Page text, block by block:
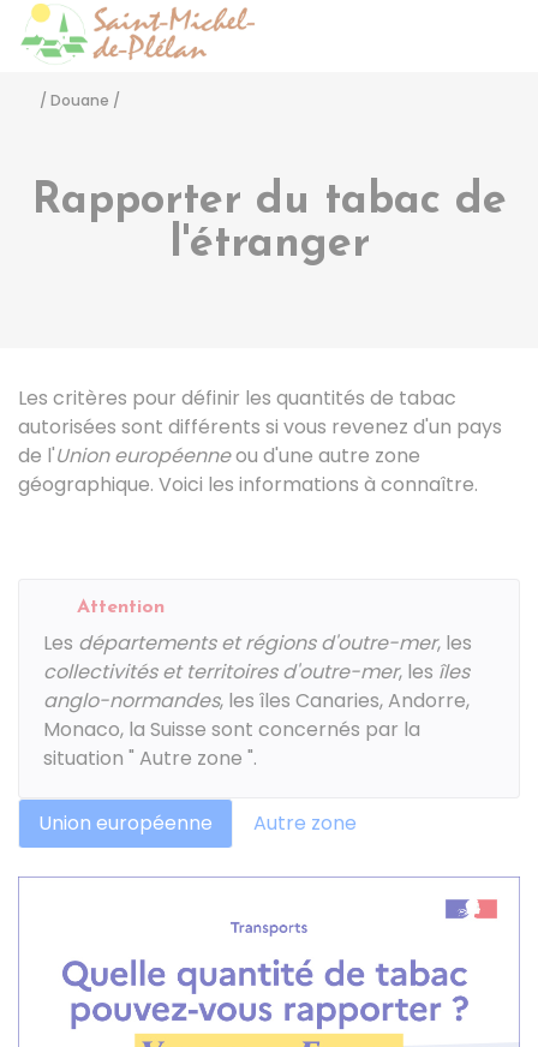
/ Douane /
Rapporter du tabac de
l'étranger
Les critères pour définir les quantités de tabac
autorisées sont différents si vous revenez d'un pays
de l'Union européenneou d'une autre zone
géographique. Voici les informations à connaître.
Attention
Les départements et régions d'outre-mer, les
collectivités et territoires d'outre-mer, les îles
anglo-normandes, les îles Canaries, Andorre,
Monaco, la Suisse sont concernés par la
situation " Autre zone ".
Union européenne Autre zone